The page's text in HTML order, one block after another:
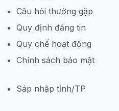
Câu hỏi thường gặp
Quy định đăng tin
Quy chế hoạt động
Chính sách bảo mật
Sáp nhập tỉnh/TP